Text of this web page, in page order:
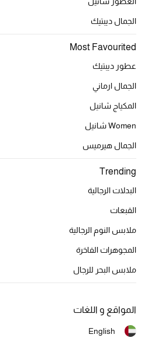
الحقائب النسائية
دليل ملتزمات الحقائب
حقائب الأطفال
أبرز المصممين
تسوقوا الحقائب
الجمال ديبتيك
Most Favourited
عطور ديبتيك
الجمال ارماني
المكياج شانيل
Women شانيل
الجمال هيرميس
Trending
البدلات الرجالية
القبعات
ملابس النوم الرجالية
المجوهرات الفاخرة
ملابس البحر للرجال
المواقع و اللغات
English